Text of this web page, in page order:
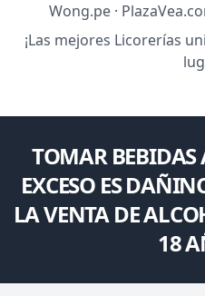
Wong.pe ·
¡Las mejores Licorerías
TOMAR BEBIDAS
EXCESO ES
LA VENTA DE
18